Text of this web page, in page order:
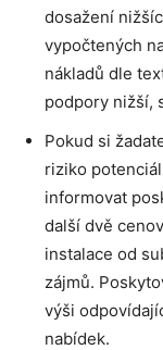
dosažení
vypočtených
nákladů dle
podpory nižší,
Pokud si
riziko
informovat
další dvě
instalace od
zájmů.
výši
nabídek.